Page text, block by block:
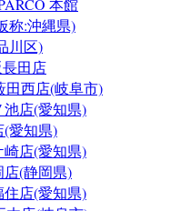
本館
称:沖縄県)
川区)
長田店
田西店(岐阜市)
池店(愛知県)
(愛知県)
崎店(愛知県)
店(静岡県)
住店(愛知県)